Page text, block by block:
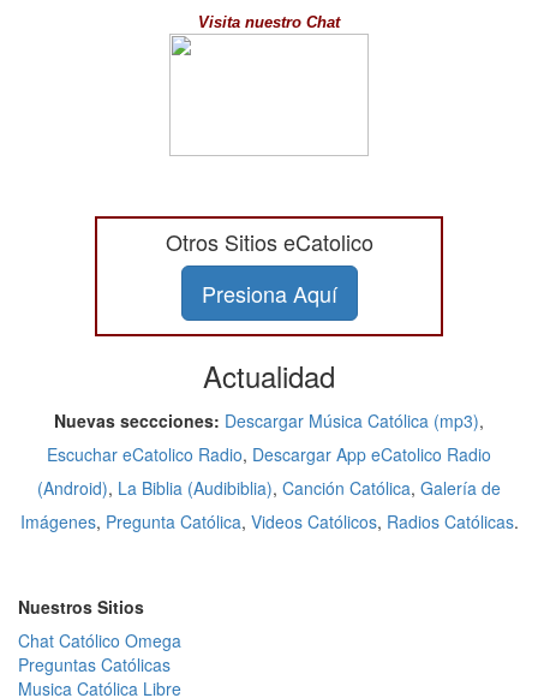
Visita nuestro Chat
Otros Sitios eCatolico
Presiona Aquí
Actualidad
Nuevas seccciones: Descargar Música Católica (mp3),
Escuchar eCatolico Radio, Descargar App eCatolico Radio
(Android), La Biblia (Audibiblia), Canción Católica, Galería de
Imágenes, Pregunta Católica, Videos Católicos, Radios Católicas.
Nuestros Sitios
Chat Católico Omega
Preguntas Católicas
Musica Católica Libre